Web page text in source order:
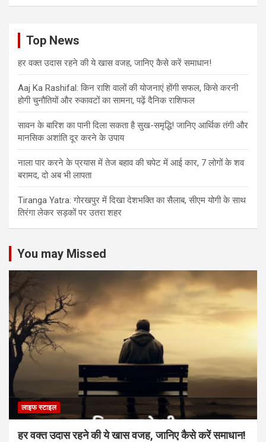
Top News
हर वक्त उदास रहने की ये खास वजह, जानिए कैसे करें समाधान!
Aaj Ka Rashifal: किन राशि वालों की योजनाएं होंगी सफल, किसे करनी
होगी चुनौतियों और रुकावटों का सामना, पढ़ें दैनिक राशिफल
सावन के बारिश का पानी दिला सकता है सुख-समृद्धि! जानिए आर्थिक तंगी और
मानसिक अशांति दूर करने के उपाय
नाला पार करने के प्रयास में तेज बहाव की चपेट में आई कार, 7 लोगों के शव
बरामद, दो अब भी लापता
Tiranga Yatra: गोरखपुर में दिखा देशभक्ति का सैलाब, सीएम योगी के साथ
तिरंगा लेकर सड़कों पर उतरा शहर
You may Missed
लाइफ स्टाइल
हर वक्त उदास रहने की ये खास वजह, जानिए कैसे करें समाधान!